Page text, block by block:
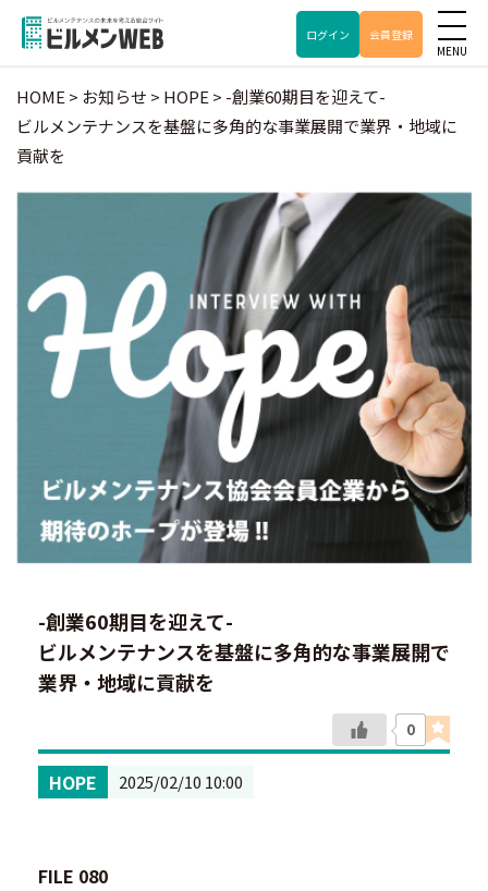
ログイン 会員登録
HOME > お知らせ > HOPE > -創業60期目を迎えて-
ビルメンテナンスを基盤に多角的な事業展開で業界・地域に
貢献を
-創業60期目を迎えて-
ビルメンテナンスを基盤に多角的な事業展開で
業界・地域に貢献を
0
HOPE 2025/02/10 10:00
FILE 080